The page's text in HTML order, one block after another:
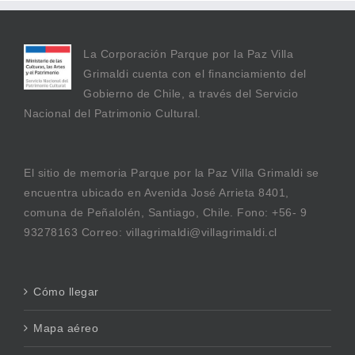
La Corporación Parque por la Paz Villa
Grimaldi cuenta con el financiamiento del
Gobierno de Chile, a través del Servicio
Nacional del Patrimonio Cultural.
El sitio de memoria Parque por la Paz Villa Grimaldi se
encuentra ubicado en Avenida José Arrieta 8401,
comuna de Peñalolén, Santiago, Chile. Fono: +56- 9
93278163 Correo: villagrimaldi@villagrimaldi.cl
Cómo llegar
Mapa aéreo